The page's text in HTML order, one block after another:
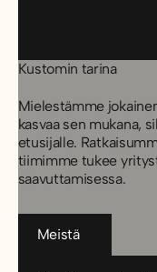
Kustomin tarina
Mielestämme
kasvaa sen mukana,
etusijalle.
tiimimme tukee
saavuttamisessa.
Meistä